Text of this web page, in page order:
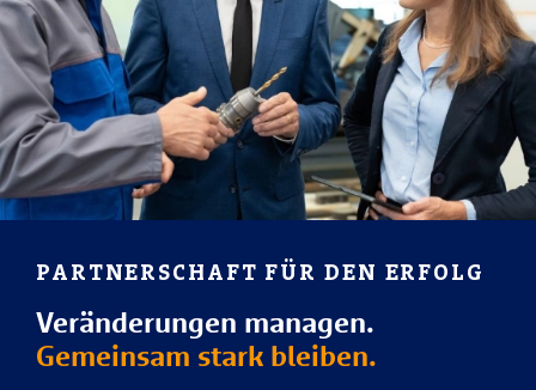
PARTNERSCHAFT FÜR DEN ERFOLG
Veränderungen managen.
Gemeinsam stark bleiben.